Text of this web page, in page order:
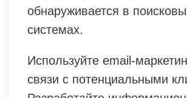
обнаруживается в
системах.
Используйте email-
связи с потенциальными